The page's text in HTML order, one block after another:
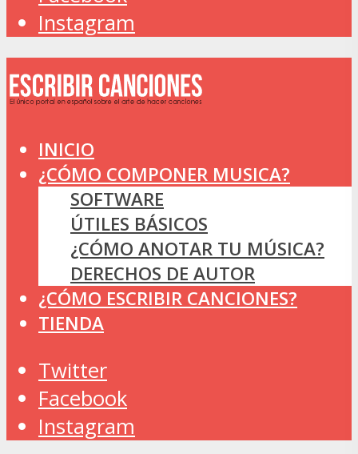
Instagram
INICIO
¿CÓMO COMPONER MUSICA?
SOFTWARE
ÚTILES BÁSICOS
¿CÓMO ANOTAR TU MÚSICA?
DERECHOS DE AUTOR
¿CÓMO ESCRIBIR CANCIONES?
TIENDA
Twitter
Facebook
Instagram